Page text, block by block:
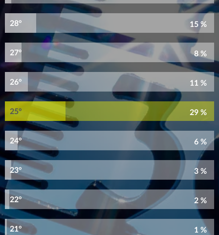
28° 15 %
27° 8 %
26° 11 %
25° 29 %
24° 6 %
23° 3 %
22° 2 %
21° 1 %